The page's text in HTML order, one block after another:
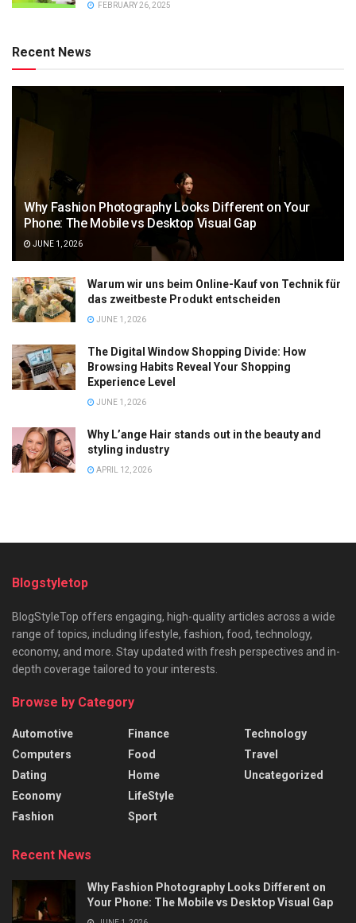
FEBRUARY 26, 2025
Recent News
Why Fashion Photography Looks Different on Your
Phone: The Mobile vs Desktop Visual Gap
JUNE 1, 2026
Warum wir uns beim Online-Kauf von Technik für
das zweitbeste Produkt entscheiden
JUNE 1, 2026
The Digital Window Shopping Divide: How
Browsing Habits Reveal Your Shopping
Experience Level
JUNE 1, 2026
Why L’ange Hair stands out in the beauty and
styling industry
APRIL 12, 2026
Blogstyletop
BlogStyleTop offers engaging, high-quality articles across a wide
range of topics, including lifestyle, fashion, food, technology,
economy, and more. Stay updated with fresh perspectives and in-
depth coverage tailored to your interests.
Browse by Category
Automotive
Computers
Dating
Economy
Fashion
Finance
Food
Home
LifeStyle
Sport
Technology
Travel
Uncategorized
Recent News
Why Fashion Photography Looks Different on
Your Phone: The Mobile vs Desktop Visual Gap